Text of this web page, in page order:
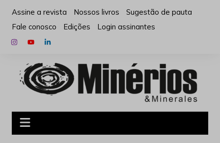
para
conteúdo
Assine a revista Nossos livros
Sugestão de pauta
Fale conosco
Edições Login assinantes